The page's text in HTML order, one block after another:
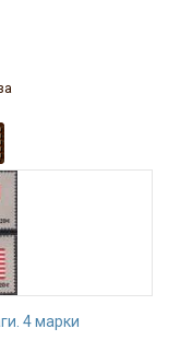
4 марки